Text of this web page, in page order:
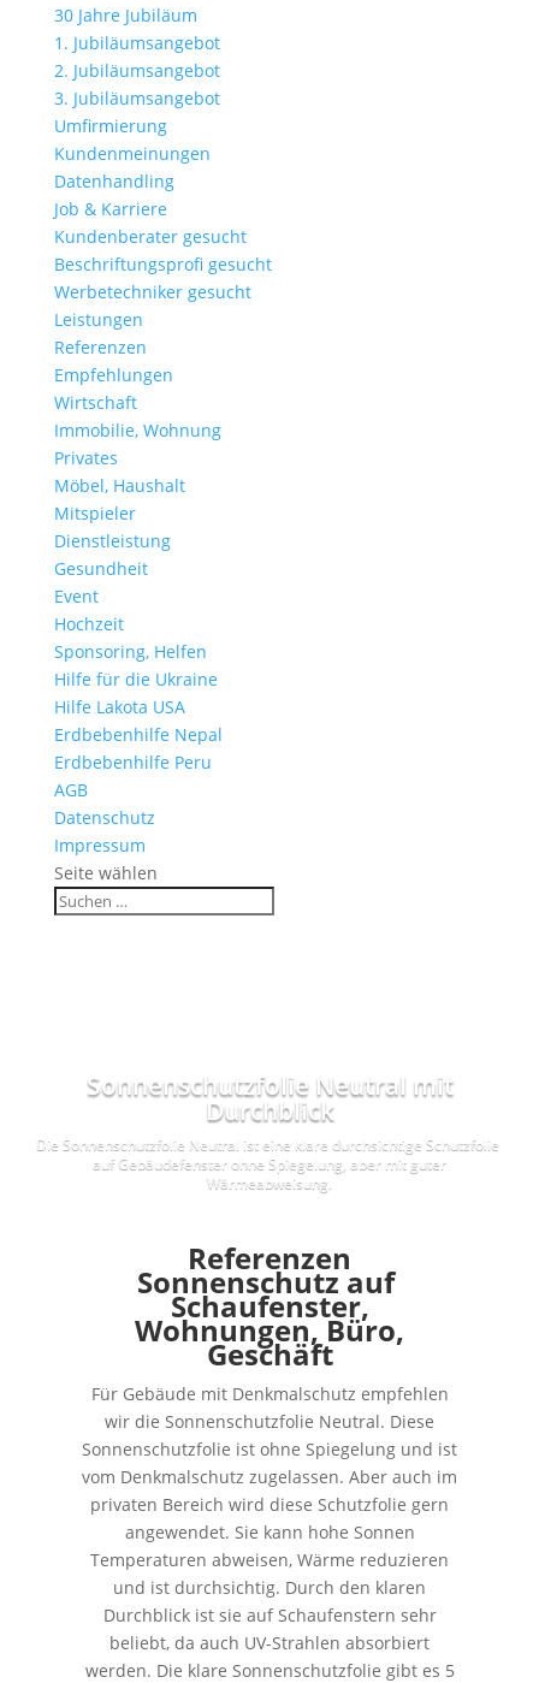
30 Jahre Jubiläum
1. Jubiläumsangebot
2. Jubiläumsangebot
3. Jubiläumsangebot
Umfirmierung
Kundenmeinungen
Datenhandling
Job & Karriere
Kundenberater gesucht
Beschriftungsprofi gesucht
Werbetechniker gesucht
Leistungen
Referenzen
Empfehlungen
Wirtschaft
Immobilie, Wohnung
Privates
Möbel, Haushalt
Mitspieler
Dienstleistung
Gesundheit
Event
Hochzeit
Sponsoring, Helfen
Hilfe für die Ukraine
Hilfe Lakota USA
Erdbebenhilfe Nepal
Erdbebenhilfe Peru
AGB
Datenschutz
Impressum
Seite wählen
Sonnenschutzfolie Neutral mit
Durchblick
Die Sonnenschutzfolie Neutral ist eine klare durchsichtige Schutzfolie
auf Gebäudefenster ohne Spiegelung, aber mit guter
Wärmeabweisung.
Referenzen
Sonnenschutzauf
Schaufenster,
Wohnungen, Büro,
Geschäft
Für Gebäude mit Denkmalschutz empfehlen
wir die Sonnenschutzfolie Neutral. Diese
Sonnenschutzfolie ist ohne Spiegelung und ist
vom Denkmalschutz zugelassen. Aber auch im
privaten Bereich wird diese Schutzfolie gern
angewendet. Sie kann hohe Sonnen
Temperaturen abweisen, Wärme reduzieren
und ist durchsichtig. Durch den klaren
Durchblick ist sie auf Schaufenstern sehr
beliebt, da auch UV-Strahlen absorbiert
werden. Die klare Sonnenschutzfolie gibt es 5